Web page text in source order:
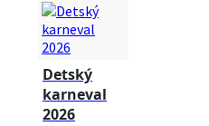
Detský
karneval
2026